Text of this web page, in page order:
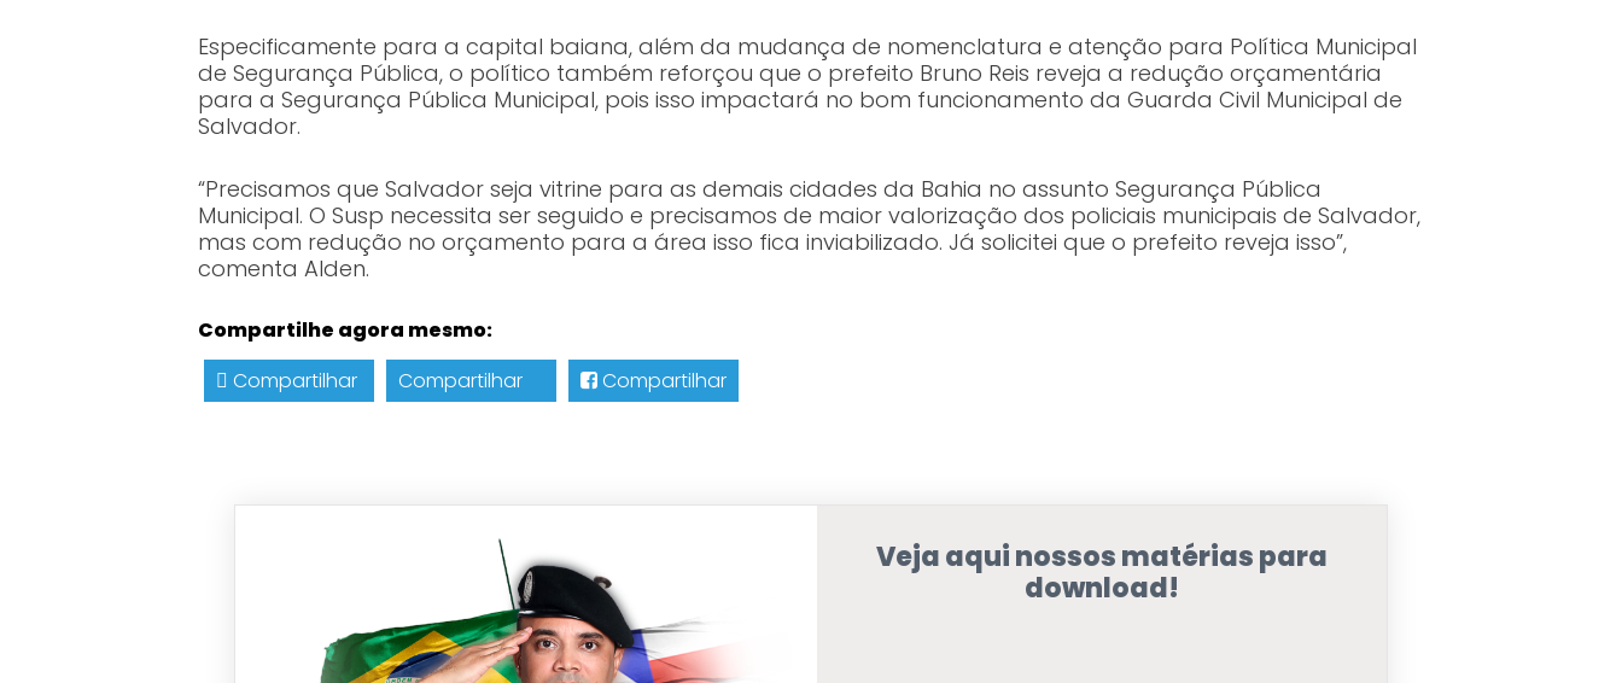
Especificamente para a capital baiana, além da mudança de nomenclatura e atenção para Política Municipal
de Segurança Pública, o político também reforçou que o prefeito Bruno Reis reveja a redução orçamentária
para a Segurança Pública Municipal, pois isso impactará no bom funcionamento da Guarda Civil Municipal de
Salvador.
“Precisamos que Salvador seja vitrine para as demais cidades da Bahia no assunto Segurança Pública
Municipal. O Susp necessita ser seguido e precisamos de maior valorização dos policiais municipais de Salvador,
mas com redução no orçamento para a área isso fica inviabilizado. Já solicitei que o prefeito reveja isso”,
comenta Alden.
Compartilhe agora mesmo:
Compartilhar
Compartilhar Compartilhar
Veja aqui nossos matérias para
download!